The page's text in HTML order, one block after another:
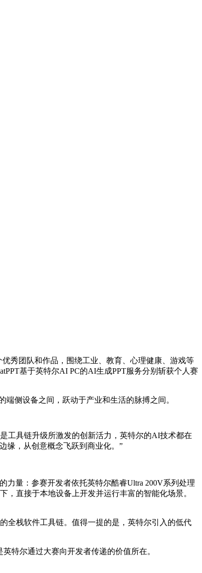
秀团队和作品，围绕工业、教育、心理健康、游戏等
基于英特尔AI PC的AI生成PPT服务分别斩获个人赛
侧设备之间，跃动于产业和生活的脉搏之间。
工具链升级所激发的创新活力，英特尔的AI技术都在
缘，从创意概念飞跃到商业化。”
力量：参赛开发者依托英特尔酷睿Ultra 200V系列处理
，直接于本地设备上开发并运行丰富的智能化场景。
全栈软件工具链。值得一提的是，英特尔引入的低代
特尔通过大赛向开发者传递的价值所在。